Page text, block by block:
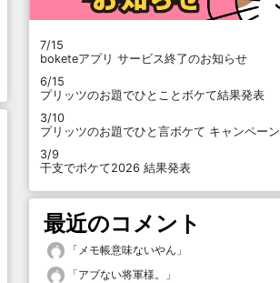
7/15
boketeアプリ サービス終了のお知らせ
6/15
プリッツのお題でひとことボケて結果発表
3/10
プリッツのお題でひと言ボケて キャンペーン
3/9
干支でボケて2026 結果発表
最近のコメント
「 メモ帳意味ないやん 」
「アブない将軍様。
」